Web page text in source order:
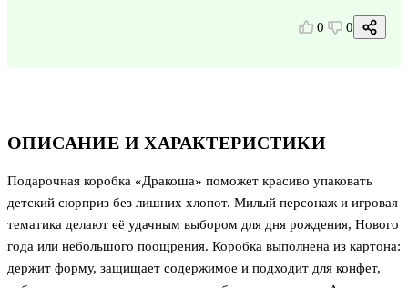
ОПИСАНИЕ И ХАРАКТЕРИСТИКИ
Подарочная коробка «Дракоша» поможет красиво упаковать
детский сюрприз без лишних хлопот. Милый персонаж и игровая
тематика делают её удачным выбором для дня рождения, Нового
года или небольшого поощрения. Коробка выполнена из картона:
держит форму, защищает содержимое и подходит для конфет,
0 0